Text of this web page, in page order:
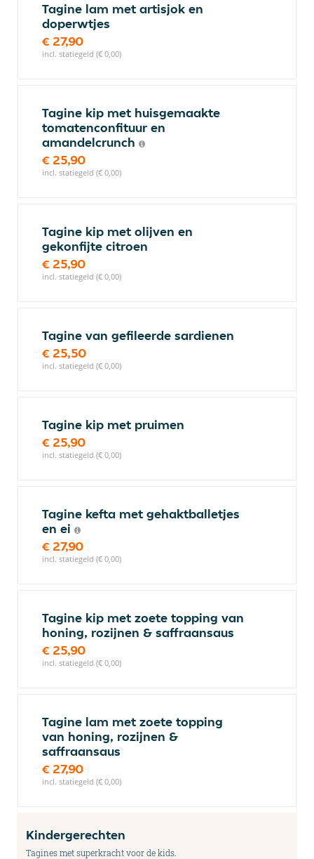
Tagine lam met artisjok en
doperwtjes
€ 27,90
incl. statiegeld (€ 0,00)
Tagine kip met huisgemaakte
tomatenconfituur en
amandelcrunch
€ 25,90
incl. statiegeld (€ 0,00)
Tagine kip met olijven en
gekonfijte citroen
€ 25,90
incl. statiegeld (€ 0,00)
Tagine van gefileerde sardienen
€ 25,50
incl. statiegeld (€ 0,00)
Tagine kip met pruimen
€ 25,90
incl. statiegeld (€ 0,00)
Tagine kefta met gehaktballetjes
en ei
€ 27,90
incl. statiegeld (€ 0,00)
Tagine kip met zoete topping van
honing, rozijnen & saffraansaus
€ 25,90
incl. statiegeld (€ 0,00)
Tagine lam met zoete topping
van honing, rozijnen &
saffraansaus
€ 27,90
incl. statiegeld (€ 0,00)
Kindergerechten
Tagines met superkracht voor de kids.